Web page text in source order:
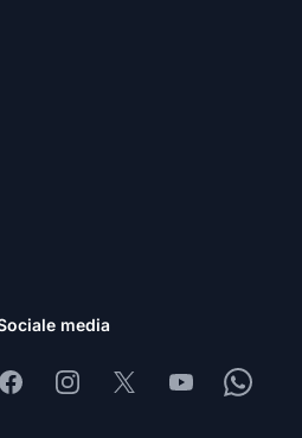
media
FacebookInstagram
X YoutubeWhatsapp